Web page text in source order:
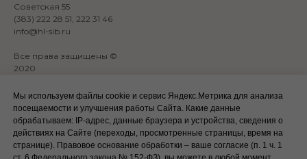
Мы используем файлы cookie и сервис Яндекс.Метрика для анализа
посещаемости и улучшения работы Сайта. Какие данные
обрабатываем: IP‑адрес, данные браузера и устройства, сведения о
действиях на Сайте (переходы, просмотренные страницы, время на
странице). Правовое основание обработки – ваше согласие (п. 1 ч. 1
Советская 55
(383) 222 28 51, 222 31 46
info@hl-sib.ru
Все права защищены ©
2020
ANKRYONK
Акции и скидки
Оплата, доставка и возврат
Политика
конфиденциальности